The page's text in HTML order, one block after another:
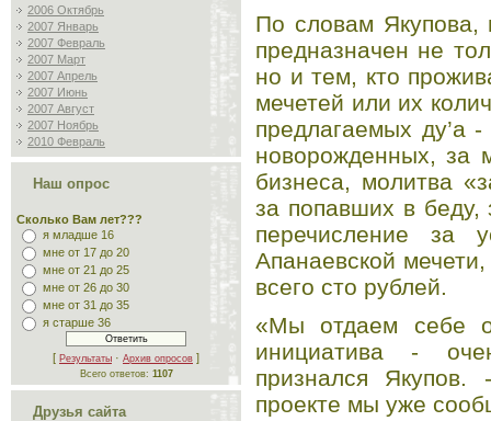
2006 Октябрь
2007 Январь
2007 Февраль
2007 Март
2007 Апрель
2007 Июнь
2007 Август
2007 Ноябрь
2010 Февраль
Наш опрос
Сколько Вам лет???
я младше 16
мне от 17 до 20
мне от 21 до 25
мне от 26 до 30
мне от 31 до 35
я старше 36
[ Результаты · Архив опросов ]
Всего ответов: 1107
Друзья сайта
По словам Якупова,
предназначен не
но и тем, кто
мечетей или их
предлагаемых ду’а
новорожденных, за
бизнеса, молитва
за попавших в
перечисление за
Апанаевской
всего сто рублей.
«Мы отдаем себе
инициатива -
признался
проекте мы уже